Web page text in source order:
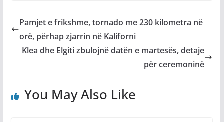
Pamjet e frikshme, tornado me 230 kilometra në
orë, përhap zjarrin në Kaliforni
Klea dhe Elgiti zbulojnë datën e martesës, detaje
për ceremoninë
You May Also Like